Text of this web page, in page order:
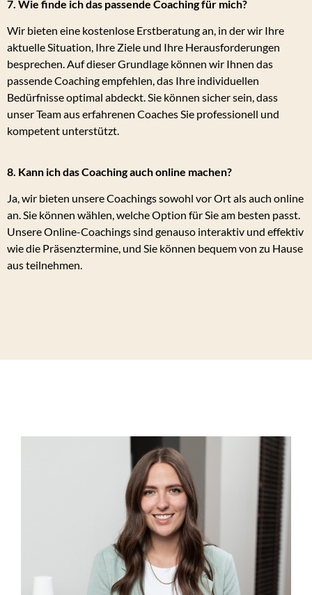
7. Wie finde ich das passende Coaching für mich?
Wir bieten eine kostenlose Erstberatung an, in der wir Ihre
aktuelle Situation, Ihre Ziele und Ihre Herausforderungen
besprechen. Auf dieser Grundlage können wir Ihnen das
passende Coaching empfehlen, das Ihre individuellen
Bedürfnisse optimal abdeckt. Sie können sicher sein, dass
unser Team aus erfahrenen Coaches Sie professionell und
kompetent unterstützt.
8. Kann ich das Coaching auch online machen?
Ja, wir bieten unsere Coachings sowohl vor Ort als auch online
an. Sie können wählen, welche Option für Sie am besten passt.
Unsere Online-Coachings sind genauso interaktiv und effektiv
wie die Präsenztermine, und Sie können bequem von zu Hause
aus teilnehmen.